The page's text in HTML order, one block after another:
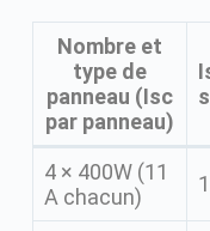
Nombre et
type de
panneau (Isc
par panneau)
4 × 400W (11
A chacun)